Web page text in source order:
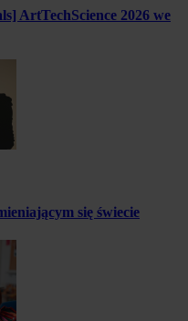
ArtTechScience 2026 we
się świecie